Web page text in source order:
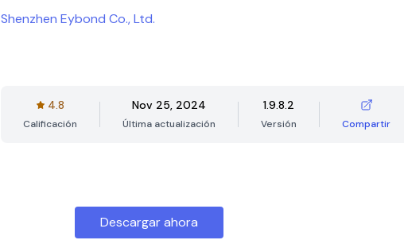
Shenzhen Eybond Co., Ltd.
4.8
Calificación
Nov 25, 2024
Última actualización
1.9.8.2
Versión Compartir
Descargar ahora